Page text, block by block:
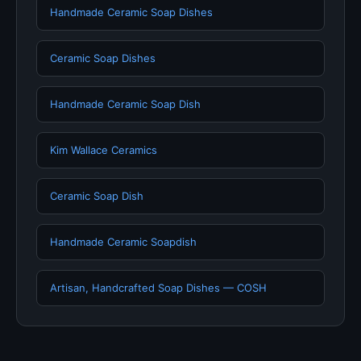
Handmade Ceramic Soap Dishes
Ceramic Soap Dishes
Handmade Ceramic Soap Dish
Kim Wallace Ceramics
Ceramic Soap Dish
Handmade Ceramic Soapdish
Artisan, Handcrafted Soap Dishes — COSH